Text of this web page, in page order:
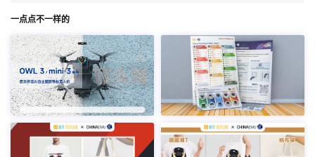
一点点不一样的